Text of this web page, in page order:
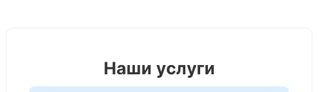
Наши услуги